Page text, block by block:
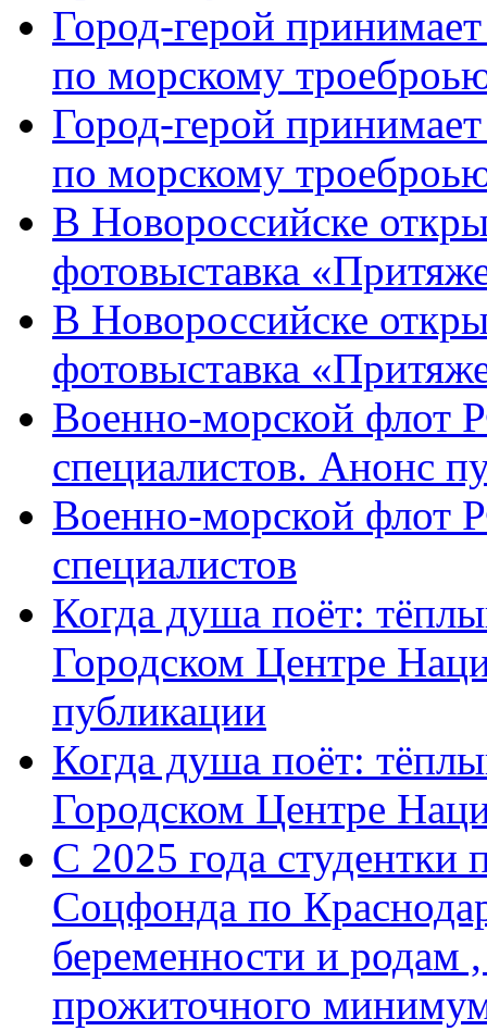
Город-герой
по морскому
Город-герой
по морскому
В Новороссийске
фотовыставка
В Новороссийске
фотовыставка
Военно-морской флот
специалистов. Анонс
Военно-морской флот
специалистов
Когда душа поёт:
Городском Центре
публикации
Когда душа поёт:
Городском Центре
С 2025 года студентки
Соцфонда по
беременности и родам
прожиточного